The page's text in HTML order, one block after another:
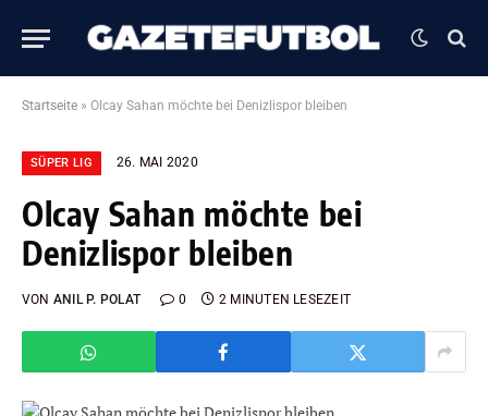
Startseite » Olcay Sahan möchte bei Denizlispor bleiben
SÜPER LIG 26. MAI 2020
Olcay Sahan möchte bei
Denizlispor bleiben
VON ANIL P. POLAT 0 2 MINUTEN LESEZEIT